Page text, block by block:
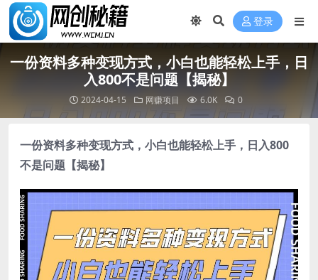
登录
一份资料多种变现方式，小白也能轻松上手，日
入800不是问题【揭秘】
2024-04-15 网赚项目 6.0K 0
一份资料多种变现方式，小白也能轻松上手，日入800
不是问题【揭秘】